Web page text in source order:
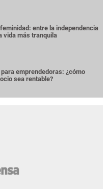
entre la independencia
vida más tranquila
emprendedoras: ¿cómo
sea rentable?